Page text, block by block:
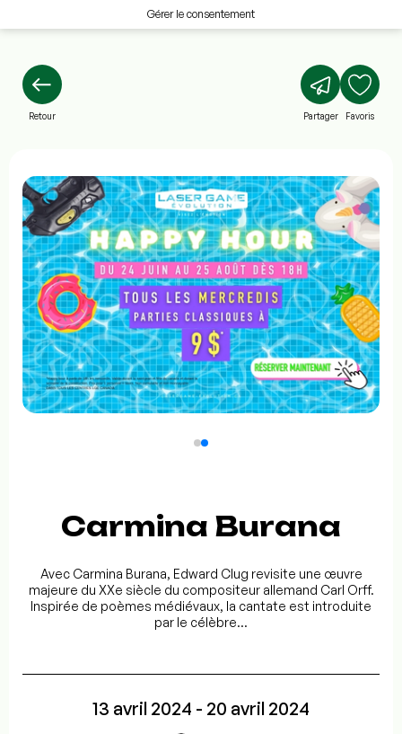
Gérer le consentement
Retour Partager Favoris
Carmina Burana
Avec Carmina Burana, Edward Clug revisite une œuvre
majeure du XXe siècle du compositeur allemand Carl Orff.
Inspirée de poèmes médiévaux, la cantate est introduite
par le célèbre...
13 avril 2024 - 20 avril 2024